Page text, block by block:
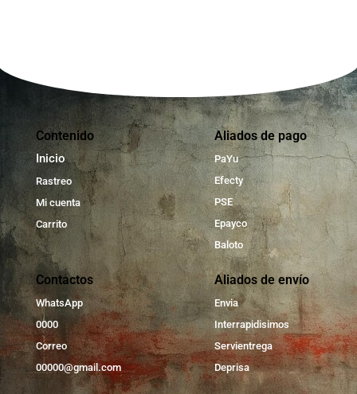
Contenido
Inicio
Rastreo
Mi cuenta
Carrito
Aliados de pago
PaYu
Efecty
PSE
Epayco
Baloto
Contactos
WhatsApp
0000
Correo
00000@gmail.com
Aliados de envío
Envia
Interrapidisimos
Servientrega
Deprisa